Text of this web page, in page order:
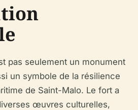
pas seulement un monument
un symbole de la résilience
de Saint-Malo. Le fort a
œuvres culturelles,